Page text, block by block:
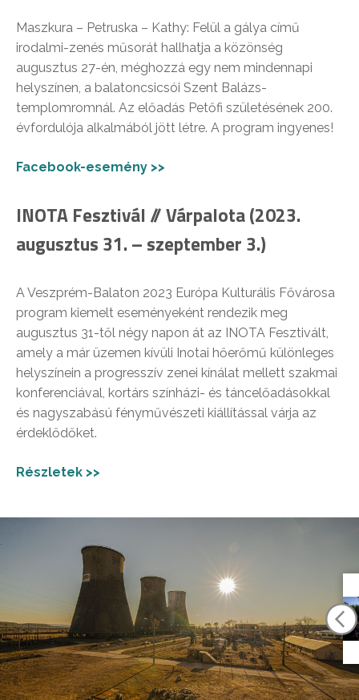
Maszkura – Petruska – Kathy: Felül a gálya című
irodalmi-zenés műsorát hallhatja a közönség
augusztus 27-én, méghozzá egy nem mindennapi
helyszínen, a balatoncsicsói Szent Balázs-
templomromnál. Az előadás Petőfi születésének 200.
évfordulója alkalmából jött létre. A program ingyenes!
Facebook-esemény >>
INOTA Fesztivál // Várpalota (2023.
augusztus 31. – szeptember 3.)
A Veszprém-Balaton 2023 Európa Kulturális Fővárosa
program kiemelt eseményeként rendezik meg
augusztus 31-től négy napon át az INOTA Fesztivált,
amely a már üzemen kívüli Inotai hőerőmű különleges
helyszínein a progresszív zenei kínálat mellett szakmai
konferenciával, kortárs színházi- és táncelőadásokkal
és nagyszabású fényművészeti kiállítással várja az
érdeklődőket.
Részletek >>